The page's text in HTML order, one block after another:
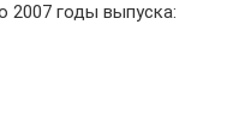
2007 годы выпуска: